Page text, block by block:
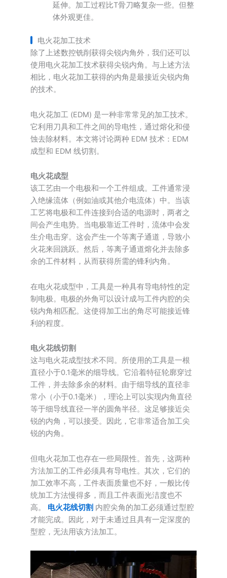
延伸。加工过程比T骨刀略复杂一些。但整
体外观更佳。
电火花加工技术
除了上述数控铣削获得尖锐内角外，我们还可以
使用电火花加工技术获得尖锐内角。与上述方法
相比，电火花加工获得的内角是最接近尖锐内角
的技术。
电火花加工 (EDM) 是一种非常常见的加工技术。
它利用刀具和工件之间的导电性，通过熔化和侵
蚀去除材料。本文将讨论两种 EDM 技术：EDM
成型和 EDM 线切割。
电火花成型
该工艺由一个电极和一个工件组成。工件通常浸
入绝缘流体（例如油或其他介电流体）中。当该
工艺将电极和工件连接到合适的电源时，两者之
间会产生电势。当电极靠近工件时，流体中会发
生介电击穿。这会产生一个等离子通道，导致小
火花来回跳跃。然后，等离子通道熔化并去除多
余的工件材料，从而获得所需的锋利内角。
在电火花成型中，工具是一种具有导电特性的定
制电极。电极的外角可以设计成与工件内腔的尖
锐内角相匹配。这使得加工出的角尽可能接近锋
利的程度。
电火花线切割
这与电火花成型技术不同。所使用的工具是一根
直径小于0.1毫米的细导线。它沿着特征轮廓穿过
工件，并去除多余的材料。由于细导线的直径非
常小（小于0.1毫米），理论上可以实现内角直径
等于细导线直径一半的圆角半径。这足够接近尖
锐的内角，可以接受。因此，它非常适合加工尖
锐的内角。
但电火花加工也存在一些局限性。首先，这两种
方法加工的工件必须具有导电性。其次，它们的
加工效率不高，工件表面质量也不好，一般比传
统加工方法慢得多，而且工件表面光洁度也不
高。 电火花线切割 内腔尖角的加工必须通过型腔
才能完成。因此，对于未通过且具有一定深度的
型腔，无法用该方法加工。